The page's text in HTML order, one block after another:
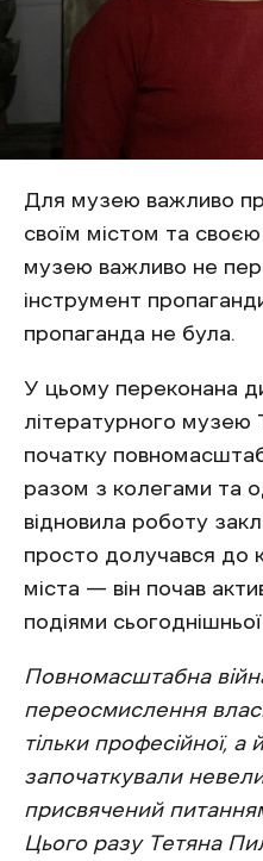
Для музею важливо
своїм містом та
музею важливо не
інструмент
пропаганда не була.
У цьому переконана
літературного музею
початку
разом з колегами та
відновила роботу
просто долучався до
міста — він почав
подіями сьогоднішньої
Повномасштабна
переосмислення
тільки професійної, а
започаткували
присвячений
Цього разу Тетяна